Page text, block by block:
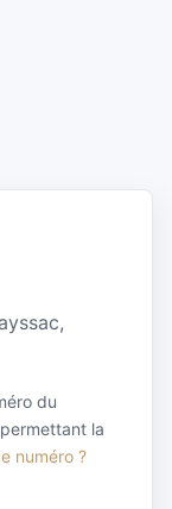
du
la
numéro ?